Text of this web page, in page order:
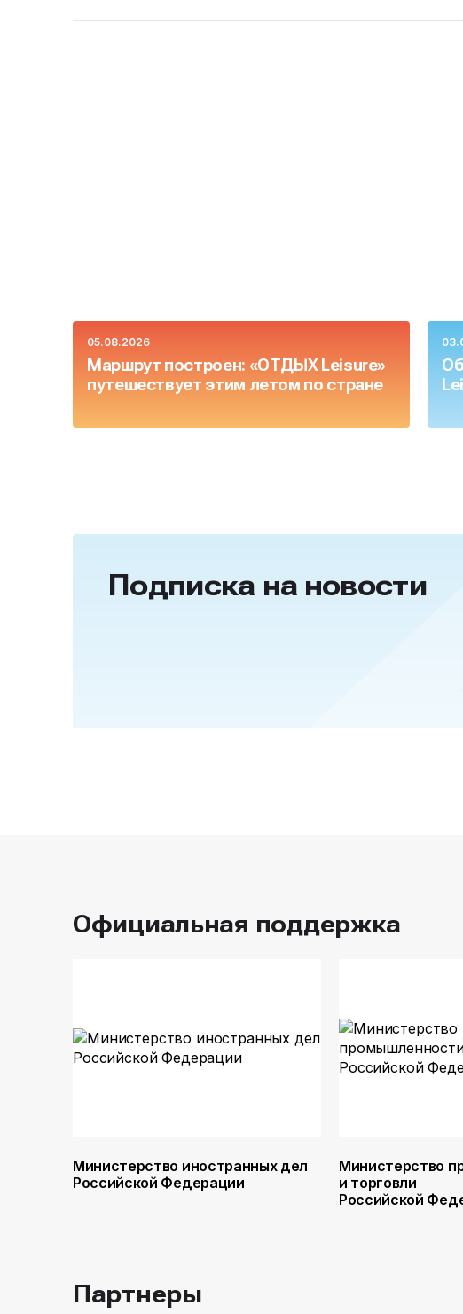
05.08.2026
Маршрут построен: «ОТДЫХ Leisure»
путешествует этим летом по стране
Подписка на новости
Официальная поддержка
Министерство иностранных дел
Российской Федерации
Министерство
и торговли
Российской
Партнеры